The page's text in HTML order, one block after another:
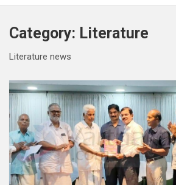
Category: Literature
Literature news